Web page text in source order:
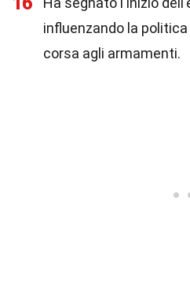
influenzando la
corsa agli armamenti.